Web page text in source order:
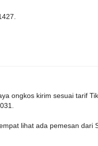
ongkos kirim sesuai tarif
lihat ada pemesan dari